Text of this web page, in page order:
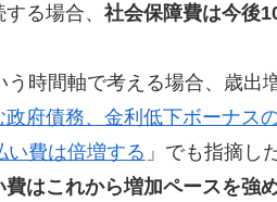
る場合、 社会保障費は今後
時間軸で考える場合、歳出
政府債務、金利低下ボーナス
い費は倍増する 」でも指摘し
はこれから増加ペースを強